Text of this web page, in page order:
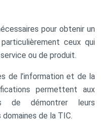
pour obtenir un
ceux qui
ou de produit.
de l’information et de la
permettent aux
de démontrer leurs
de la TIC.